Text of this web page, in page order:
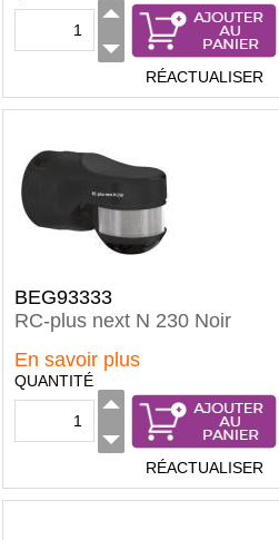
RÉACTUALISER
BEG93333
RC-plus next N 230 Noir
En savoir plus
QUANTITÉ
RÉACTUALISER